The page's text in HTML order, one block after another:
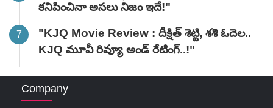
కనిపించినా అసలు నిజం ఇదే!"
"KJQ Movie Review : దీక్షిత్ శెట్టి, శశి ఓదెల..
KJQ మూవీ రివ్యూ అండ్ రేటింగ్‌..!"
Company